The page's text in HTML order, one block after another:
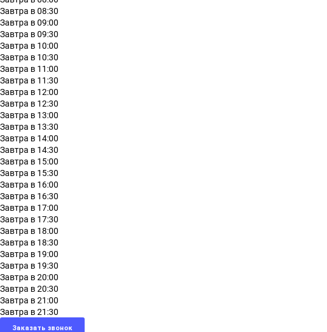
Завтра в 08:30
Завтра в 09:00
Завтра в 09:30
Завтра в 10:00
Завтра в 10:30
Завтра в 11:00
Завтра в 11:30
Завтра в 12:00
Завтра в 12:30
Завтра в 13:00
Завтра в 13:30
Завтра в 14:00
Завтра в 14:30
Завтра в 15:00
Завтра в 15:30
Завтра в 16:00
Завтра в 16:30
Завтра в 17:00
Завтра в 17:30
Завтра в 18:00
Завтра в 18:30
Завтра в 19:00
Завтра в 19:30
Завтра в 20:00
Завтра в 20:30
Завтра в 21:00
Завтра в 21:30
Заказать звонок